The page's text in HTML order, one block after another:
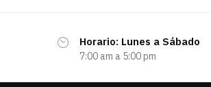
Horario: Lunes a Sábado
7:00 am a 5:00 pm